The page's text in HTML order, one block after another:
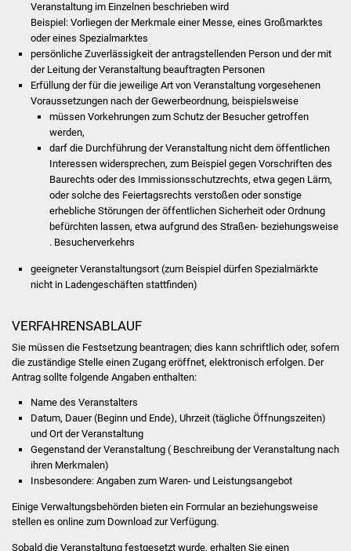
Was erledige ich wo
Dienstleistungen
Lebenslagen
Bürgerinfos
Bildung
Kindergärten
Volkshochschule
Soziale Einrichtungen
Kirchen
Lokale Agenda
Veranstaltung im Einzelnen beschrieben wird
Beispiel: Vorliegen der Merkmale einer Messe, eines Großmarktes
oder eines Spezialmarktes
persönliche Zuverlässigkeit der antragstellenden Person und der mit
der Leitung der Veranstaltung beauftragten Personen
Erfüllung der für die jeweilige Art von Veranstaltung vorgesehenen
Voraussetzungen nach der Gewerbeordnung, beispielsweise
müssen Vorkehrungen zum Schutz der Besucher getroffen
werden,
darf die Durchführung der Veranstaltung nicht dem öffentlichen
Interessen widersprechen, zum Beispiel gegen Vorschriften des
Baurechts oder des Immissionsschutzrechts, etwa gegen Lärm,
oder solche des Feiertagsrechts verstoßen oder sonstige
erhebliche Störungen der öffentlichen Sicherheit oder Ordnung
befürchten lassen, etwa aufgrund des Straßen- beziehungsweise
. Besucherverkehrs
geeigneter Veranstaltungsort (zum Beispiel dürfen Spezialmärkte
nicht in Ladengeschäften stattfinden)
VERFAHRENSABLAUF
Sie müssen die Festsetzung beantragen; dies kann schriftlich oder, sofern
die zuständige Stelle einen Zugang eröffnet, elektronisch erfolgen. Der
Antrag sollte folgende Angaben enthalten:
Name des Veranstalters
Datum, Dauer (Beginn und Ende), Uhrzeit (tägliche Öffnungszeiten)
und Ort der Veranstaltung
Gegenstand der Veranstaltung ( Beschreibung der Veranstaltung nach
ihren Merkmalen)
Insbesondere: Angaben zum Waren- und Leistungsangebot
Einige Verwaltungsbehörden bieten ein Formular an beziehungsweise
stellen es online zum Download zur Verfügung.
Sobald die Veranstaltung festgesetzt wurde, erhalten Sie einen